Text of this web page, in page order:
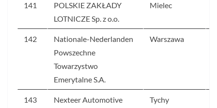
141
POLSKIE ZAKŁADY
LOTNICZE Sp. z o.o.
Mielec
142
Nationale-Nederlanden
Powszechne
Towarzystwo
Emerytalne S.A.
Warszawa
143
Nexteer Automotive
Tychy